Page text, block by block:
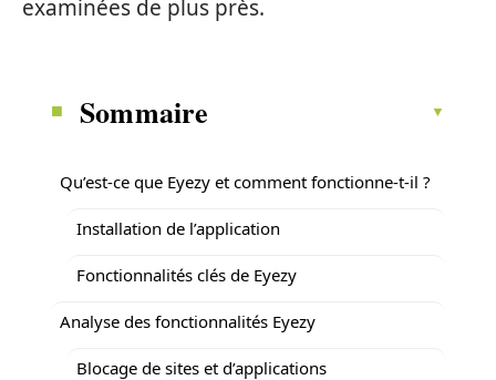
examinées de plus près.
Sommaire
Qu’est-ce que Eyezy et comment fonctionne-t-il ?
Installation de l’application
Fonctionnalités clés de Eyezy
Analyse des fonctionnalités Eyezy
Blocage de sites et d’applications